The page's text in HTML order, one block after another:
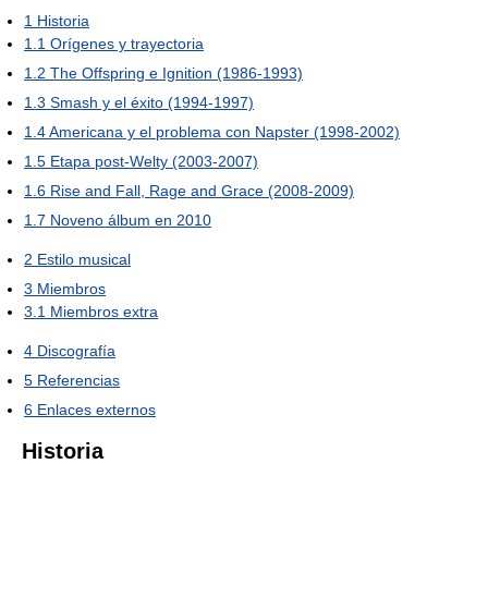
1 Historia
1.1 Orígenes y trayectoria
1.2 The Offspring e Ignition (1986-1993)
1.3 Smash y el éxito (1994-1997)
1.4Americana y el problema con Napster (1998-2002)
1.5 Etapa post-Welty (2003-2007)
1.6 Rise and Fall, Rage and Grace (2008-2009)
1.7 Noveno álbum en 2010
2 Estilo musical
3 Miembros
3.1 Miembros extra
4 Discografía
5 Referencias
6 Enlaces externos
Historia